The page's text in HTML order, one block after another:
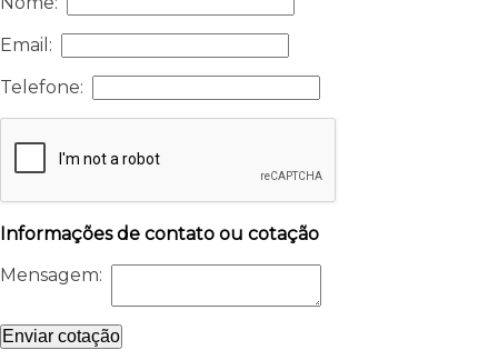
Email:
Telefone:
Informações de contato ou cotação
Mensagem:
Enviar cotação